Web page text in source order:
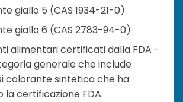
giallo 5 (CAS 1934-21-0)
giallo 6 (CAS 2783-94-0)
alimentari certificati dalla FDA -
generale che include
colorante sintetico che ha
la certificazione FDA.